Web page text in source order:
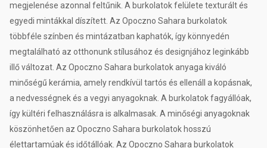
megjelenése azonnal feltűnik. A burkolatok felülete texturált és
egyedi mintákkal díszített. Az Opoczno Sahara burkolatok
többféle színben és mintázatban kaphatók, így könnyedén
megtalálható az otthonunk stílusához és designjához leginkább
illő változat. Az Opoczno Sahara burkolatok anyaga kiváló
minőségű kerámia, amely rendkívül tartós és ellenáll a kopásnak,
a nedvességnek és a vegyi anyagoknak. A burkolatok fagyállóak,
így kültéri felhasználásra is alkalmasak. A minőségi anyagoknak
köszönhetően az Opoczno Sahara burkolatok hosszú
élettartamúak és időtállóak. Az Opoczno Sahara burkolatok